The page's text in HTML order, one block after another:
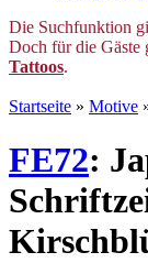
Die Suchfunktion
Doch für die Gäste
Tattoos.
Startseite » Motive
FE72: